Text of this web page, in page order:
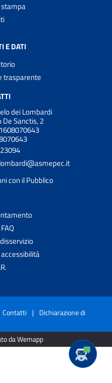
E DATI
trasparente
dei Lombardi
Sanctis, 2
con il Pubblico
Contatti | Dichiarazione di
da Wemapp